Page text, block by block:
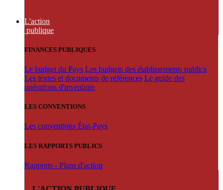
L'action
publique
FINANCES PUBLIQUES
Le budget du Pays Les budgets des établissements publics
Les textes et documents de références Le guide des
opérations d'inventaire
LES CONVENTIONS
Les conventions État-Pays
LES RAPPORTS PUBLICS
Rapports - Plans d'action